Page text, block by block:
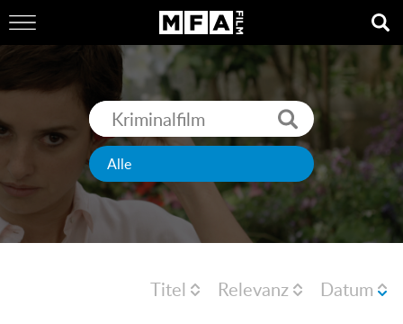
Titel Relevanz Datum